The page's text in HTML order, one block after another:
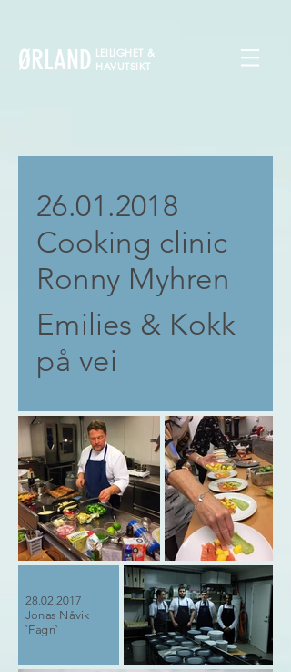
ØRLAND LEILIGHET &
HAVUTSIKT
26.01.2018
Cooking clinic
Ronny Myhren
Emilies & Kokk
på vei
28.02.2017
Jonas Nåvik
`Fagn`